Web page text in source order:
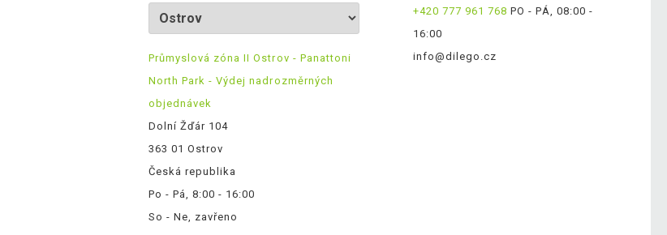
Průmyslová zóna II Ostrov - Panattoni
North Park - Výdej nadrozměrných
objednávek
Dolní Žďár 104
363 01 Ostrov
Česká republika
Po - Pá, 8:00 - 16:00
So - Ne, zavřeno
+420 777 961 768 PO - PÁ, 08:00 -
16:00
info@dilego.cz